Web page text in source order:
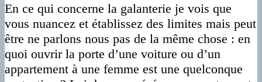
En ce qui concerne la galanterie je vois que
vous nuancez et établissez des limites mais peut
être ne parlons nous pas de la même chose : en
quoi ouvrir la porte d’une voiture ou d’un
appartement à une femme est une quelconque